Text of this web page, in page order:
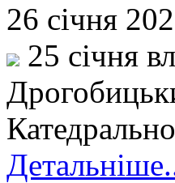
26 січня
25 січня